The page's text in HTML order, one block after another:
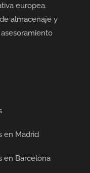
europea.
almacenaje y
en Madrid
en Barcelona